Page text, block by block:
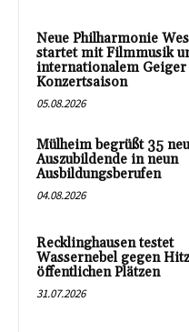
Neue Philharmonie
startet mit Filmmusik
internationalem
Konzertsaison
05.08.2026
Mülheim begrüßt 35
Auszubildende in neun
Ausbildungsberufen
04.08.2026
Recklinghausen testet
Wassernebel gegen
öffentlichen Plätzen
31.07.2026